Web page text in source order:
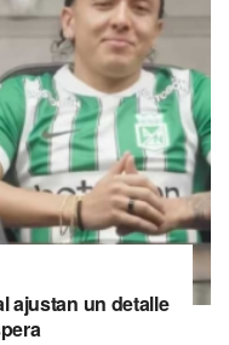
ajustan un detalle